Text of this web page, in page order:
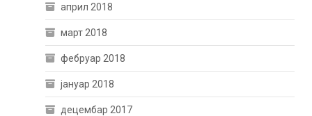
април 2018
март 2018
фебруар 2018
јануар 2018
децембар 2017